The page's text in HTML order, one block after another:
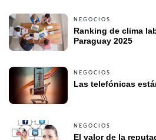
NEGOCIOS
Ranking de clima
Paraguay 2025
NEGOCIOS
Las telefónicas
NEGOCIOS
El valor de la